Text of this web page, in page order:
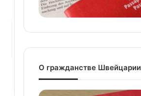
О гражданстве Швейцарии